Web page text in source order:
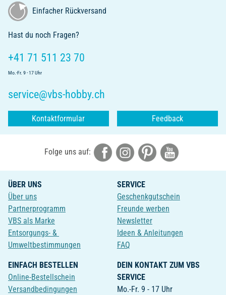
Einfacher Rückversand
Hast du noch Fragen?
+41 71 511 23 70
Mo.-Fr. 9 - 17 Uhr
service@vbs-hobby.ch
Kontaktformular Feedback
Folge uns auf:
ÜBER UNS
Über uns
Partnerprogramm
VBS als Marke
Entsorgungs- &
Umweltbestimmungen
SERVICE
Geschenkgutschein
Freunde werben
Newsletter
Ideen & Anleitungen
FAQ
EINFACH BESTELLEN
Online-Bestellschein
Versandbedingungen
DEIN KONTAKT ZUM VBS
SERVICE
Mo.-Fr. 9 - 17 Uhr